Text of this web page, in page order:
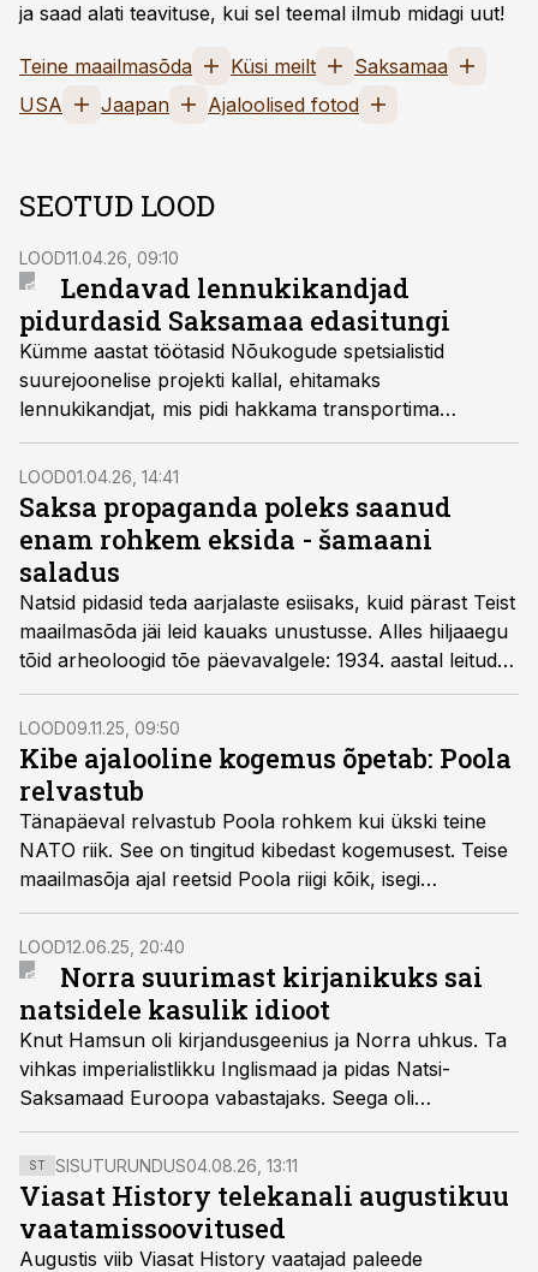
ja saad alati teavituse, kui sel teemal ilmub midagi uut!
Teine maailmasõda Küsi meilt
Saksamaa
USA
Jaapan Ajaloolised fotod
SEOTUD LOOD
LOOD11.04.26, 09:10
Lendavad lennukikandjad
pidurdasid Saksamaa edasitungi
Kümme aastat töötasid Nõukogude spetsialistid
suurejoonelise projekti kallal, ehitamaks
lennukikandjat, mis pidi hakkama transportima
hävituslennukeid. Kui kaks diktatuuririiki – Saksamaa ja
Nõukogude Liit – alustasid 1941. aasta suvel sõda,
tõusid Punaarmee õhuhiiglased taevasse.
LOOD01.04.26, 14:41
Saksa propaganda poleks saanud
enam rohkem eksida - šamaani
saladus
Natsid pidasid teda aarjalaste esiisaks, kuid pärast Teist
maailmasõda jäi leid kauaks unustusse. Alles hiljaaegu
tõid arheoloogid tõe päevavalgele: 1934. aastal leitud
skelett kuulus 9000 aastat tagasi elanud
naisšamaanile.
LOOD09.11.25, 09:50
Kibe ajalooline kogemus õpetab: Poola
relvastub
Tänapäeval relvastub Poola rohkem kui ükski teine
NATO riik. See on tingitud kibedast kogemusest. Teise
maailmasõja ajal reetsid Poola riigi kõik, isegi
Suurbritannia ja Ameerika Ühendriigid.
LOOD12.06.25, 20:40
Norra suurimast kirjanikuks sai
natsidele kasulik idioot
Knut Hamsun oli kirjandusgeenius ja Norra uhkus. Ta
vihkas imperialistlikku Inglismaad ja pidas Natsi-
Saksamaad Euroopa vabastajaks. Seega oli
mainekatastroof vältimatu, kui sakslased 1940. aastal
Norra okupeerisid.
ST SISUTURUNDUS04.08.26, 13:11
Viasat History telekanali augustikuu
vaatamissoovitused
Augustis viib Viasat History vaatajad paleede